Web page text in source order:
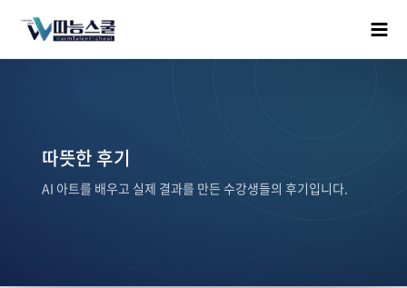
따뜻한 후기
AI 아트를 배우고 실제 결과를 만든 수강생들의 후기입니다.